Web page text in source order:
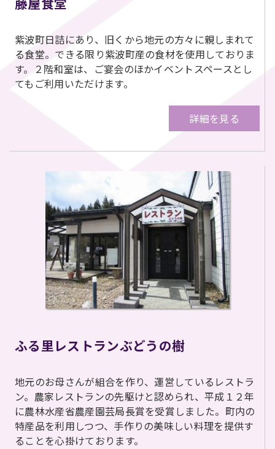
紫波町日詰にあり、旧くから地元の方々に親しまれて
る食堂。できる限り紫波町産の食材を使用しておりま
す。２階和室は、ご宴会のほかイベントスペースとし
てもご利用いただけます。
詳細を見る
ふる里レストランぶどうの樹
地元のお母さんが組合を作り、運営しているレストラ
ン。農家レストランの先駆けと認められ、平成１２年
に農林水産省農産園芸局長賞を受賞しました。町内の
特産品を利用しつつ、手作りの美味しい料理を提供す
ることを心掛けております。